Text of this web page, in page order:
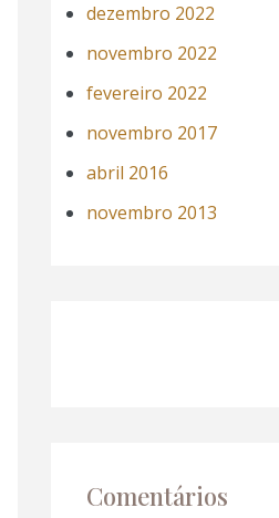
dezembro 2022
novembro 2022
fevereiro 2022
novembro 2017
abril 2016
novembro 2013
Comentários